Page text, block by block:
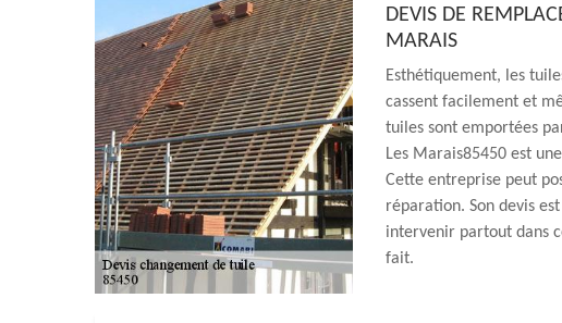
DEVIS DE
MARAIS
Esthétiquement, les
cassent facilement et
tuiles sont emportées
Les Marais85450 est
Cette entreprise peut
réparation. Son devis
intervenir partout dans
fait.